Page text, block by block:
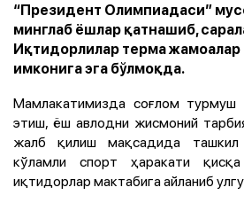
“Президент Олимпиадаси”
минглаб ёшлар қатнашиб,
Иқтидорлилар терма
имконига эга бўлмоқда.
Мамлакатимизда соғлом турмуш
этиш, ёш авлодни жисмоний
жалб қилиш мақсадида
кўламли спорт ҳаракати
иқтидорлар мактабига айланиб